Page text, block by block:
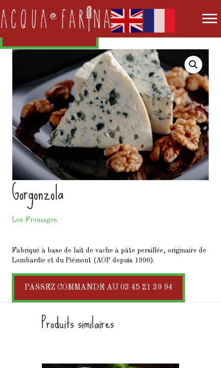
Gorgonzola
Les Fromages
Fabriqué à base de lait de vache à pâte persillée, originaire de
Lombardie et du Piémont (AOP depuis 1996).
PASSEZ COMMANDE AU 03 45 21 39 94
Produits similaires